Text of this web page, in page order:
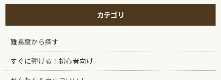
カテゴリ
難易度から探す
すぐに弾ける！初心者向け